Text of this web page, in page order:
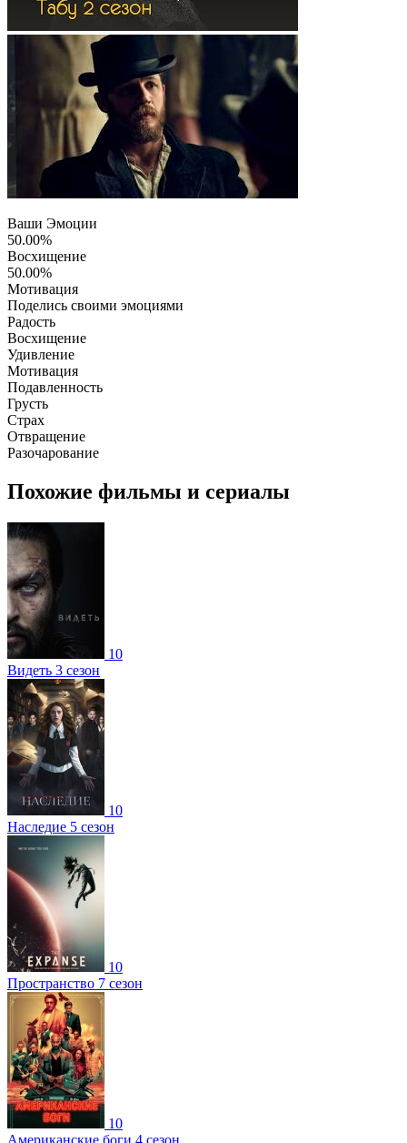
Ваши Эмоции
50.00%
Восхищение
50.00%
Мотивация
Поделись своими эмоциями
Радость
Восхищение
Удивление
Мотивация
Подавленность
Грусть
Страх
Отвращение
Разочарование
Похожие фильмы и сериалы
10
Видеть 3 сезон
10
Наследие 5 сезон
10
Пространство 7 сезон
10
Американские боги 4 сезон